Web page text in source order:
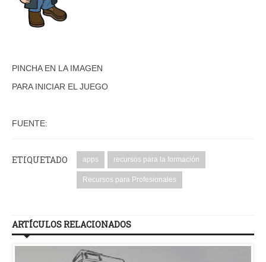
PINCHA EN LA IMAGEN
PARA INICIAR EL JUEGO
FUENTE:
ETIQUETADO apps recursos para la formación
Recursos para Profesionales
ARTÍCULOS RELACIONADOS